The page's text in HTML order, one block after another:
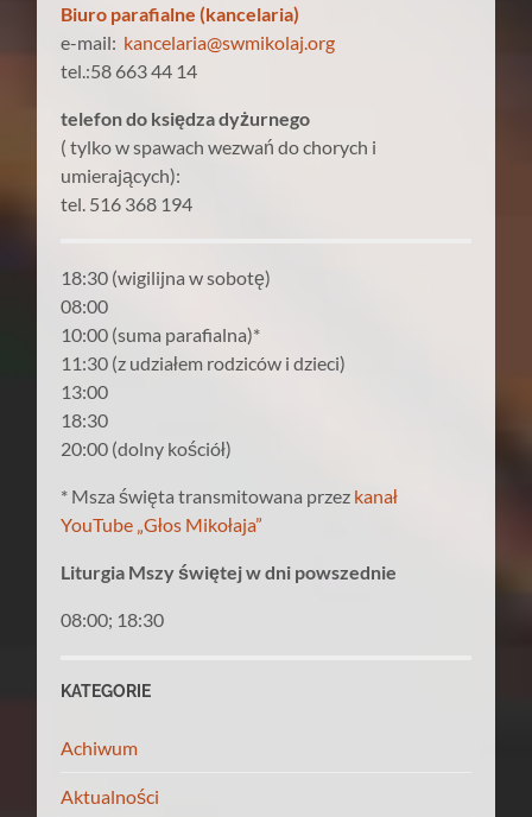
Biuro parafialne (kancelaria)
e-mail: kancelaria@swmikolaj.org
tel.:58 663 44 14
telefon do księdza dyżurnego
( tylko w spawach wezwań do chorych i
umierających):
tel. 516 368 194
18:30 (wigilijna w sobotę)
08:00
10:00 (suma parafialna)*
11:30 (z udziałem rodziców i dzieci)
13:00
18:30
20:00 (dolny kościół)
* Msza święta transmitowana przez kanał
YouTube „Głos Mikołaja”
Liturgia Mszy świętej w dni powszednie
08:00; 18:30
KATEGORIE
Achiwum
Aktualności